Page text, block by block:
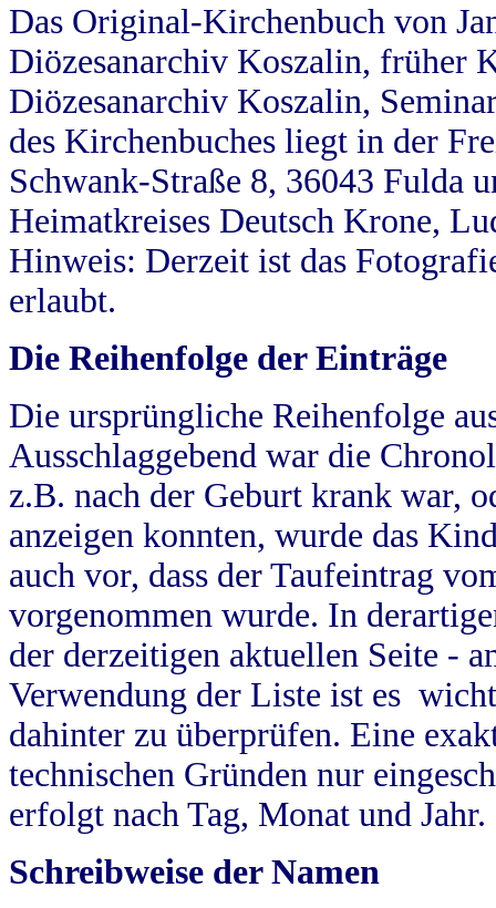
Das Original-Kirchenbuch von
Diözesanarchiv Koszalin, früher
Diözesanarchiv Koszalin,
des Kirchenbuches liegt in der
Schwank-Straße 8, 36043 Fulda
Heimatkreises Deutsch Krone,
Hinweis: Derzeit ist das
erlaubt.
Die Reihenfolge der Einträge
Die ursprüngliche Reihenfolge
Ausschlaggebend war die
z.B. nach der Geburt krank war,
anzeigen konnten, wurde das
auch vor, dass der Taufeintrag
vorgenommen wurde. In
der derzeitigen aktuellen Seite -
Verwendung der Liste ist es
dahinter zu überprüfen. Eine
technischen Gründen nur
erfolgt nach Tag, Monat und Jahr.
Schreibweise der Namen